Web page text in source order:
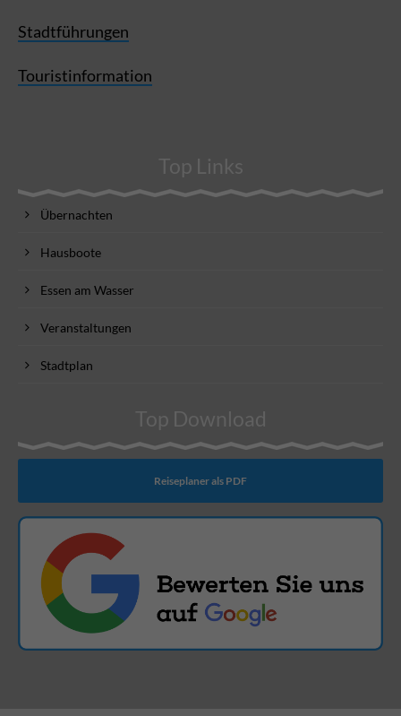
Stadtführungen
Touristinformation
Top Links
Übernachten
Hausboote
Essen am Wasser
Veranstaltungen
Stadtplan
Top Download
Reiseplaner als PDF